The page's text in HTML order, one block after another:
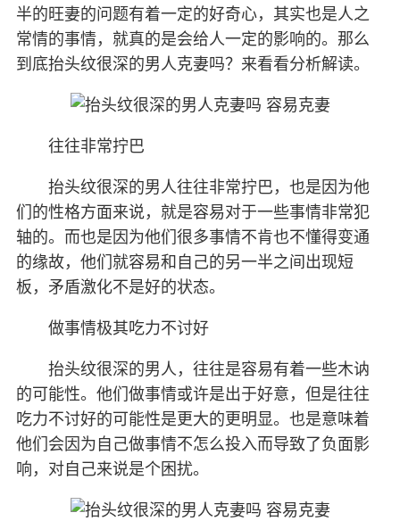
半的旺妻的问题有着一定的好奇心，其实也是人之
常情的事情，就真的是会给人一定的影响的。那么
到底抬头纹很深的男人克妻吗？来看看分析解读。
往往非常拧巴
抬头纹很深的男人往往非常拧巴，也是因为他
们的性格方面来说，就是容易对于一些事情非常犯
轴的。而也是因为他们很多事情不肯也不懂得变通
的缘故，他们就容易和自己的另一半之间出现短
板，矛盾激化不是好的状态。
做事情极其吃力不讨好
抬头纹很深的男人，往往是容易有着一些木讷
的可能性。他们做事情或许是出于好意，但是往往
吃力不讨好的可能性是更大的更明显。也是意味着
他们会因为自己做事情不怎么投入而导致了负面影
响，对自己来说是个困扰。